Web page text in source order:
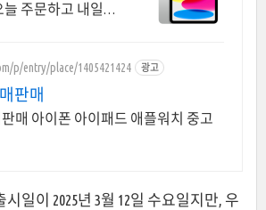
주문하고 내일
p/entry/place/1405421424 광고
판매
매 아이폰 아이패드 애플워치 중고
일이 2025년 3월 12일 수요일지만, 우